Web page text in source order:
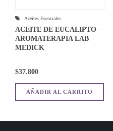
Aceites Esenciales
ACEITE DE EUCALIPTO –
AROMATERAPIA LAB
MEDICK
$37.800
AÑADIR AL CARRITO